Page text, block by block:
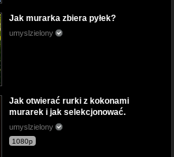
Jak murarka zbiera pyłek?
umyslzielony
Jak otwierać rurki z kokonami
murarek i jak selekcjonować.
umyslzielony
1080p